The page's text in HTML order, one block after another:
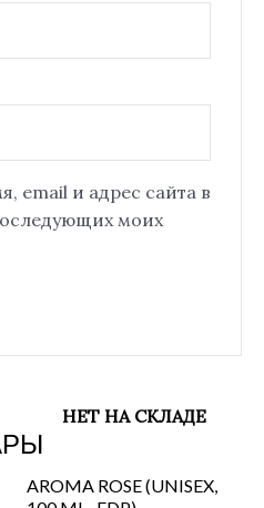
email и адрес сайта в
моих
НЕТ НА СКЛАДЕ
AROMA ROSE (UNISEX,